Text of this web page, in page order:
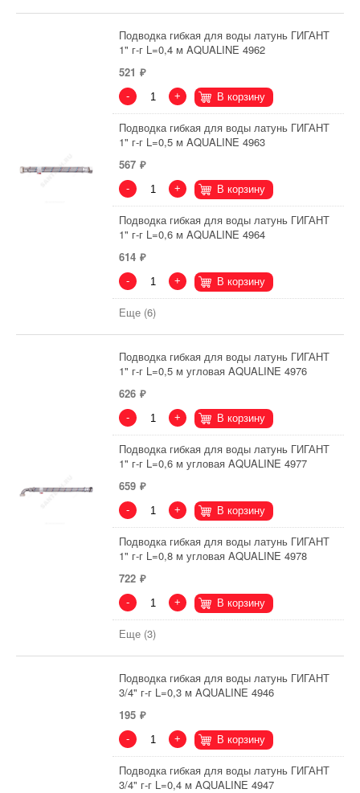
Подводка гибкая для воды латунь ГИГАНТ
1" г-г L=0,4 м AQUALINE 4962
521
- + В корзину
Подводка гибкая для воды латунь ГИГАНТ
1" г-г L=0,5 м AQUALINE 4963
567
- + В корзину
Подводка гибкая для воды латунь ГИГАНТ
1" г-г L=0,6 м AQUALINE 4964
614
- + В корзину
Еще (6)
Подводка гибкая для воды латунь ГИГАНТ
1" г-г L=0,5 м угловая AQUALINE 4976
626
- + В корзину
Подводка гибкая для воды латунь ГИГАНТ
1" г-г L=0,6 м угловая AQUALINE 4977
659
- + В корзину
Подводка гибкая для воды латунь ГИГАНТ
1" г-г L=0,8 м угловая AQUALINE 4978
722
- + В корзину
Еще (3)
Подводка гибкая для воды латунь ГИГАНТ
3/4" г-г L=0,3 м AQUALINE 4946
195
- + В корзину
Подводка гибкая для воды латунь ГИГАНТ
3/4" г-г L=0,4 м AQUALINE 4947